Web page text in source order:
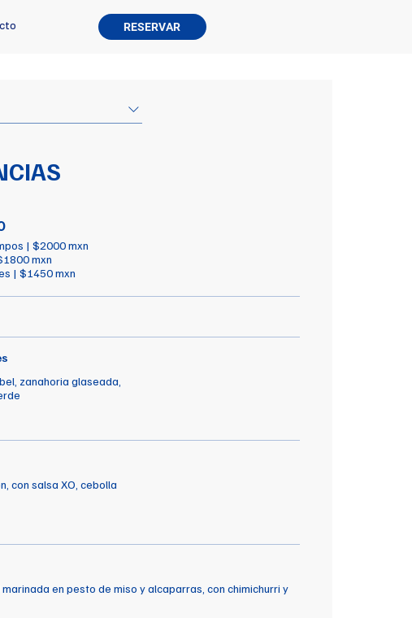
RESERVAR
| $2000 mxn
mxn
| $1450 mxn
zanahoria glaseada,
con salsa XO, cebolla
en pesto de miso y alcaparras, con chimichurri y